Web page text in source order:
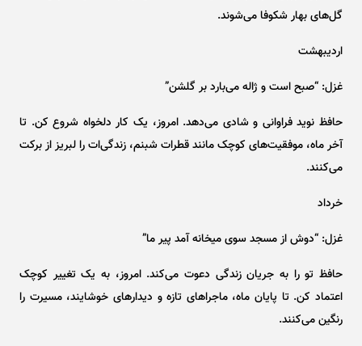
گل‌های بهار شکوفا می‌شوند.
اردیبهشت
غزل: “صبح است و ژاله می‌بارد بر گلشن”
حافظ نوید فراوانی و شادی می‌دهد. امروز، یک کار دلخواه شروع کن. تا
آخر ماه، موفقیت‌های کوچک مانند قطرات شبنم، زندگی‌ات را لبریز از برکت
می‌کنند.
خرداد
غزل: “دوش از مسجد سوی میخانه آمد پیر ما”
حافظ تو را به جریان زندگی دعوت می‌کند. امروز، به یک تغییر کوچک
اعتماد کن. تا پایان ماه، ماجرا‌های تازه و دیدار‌های خوشایند، مسیرت را
رنگین می‌کنند.